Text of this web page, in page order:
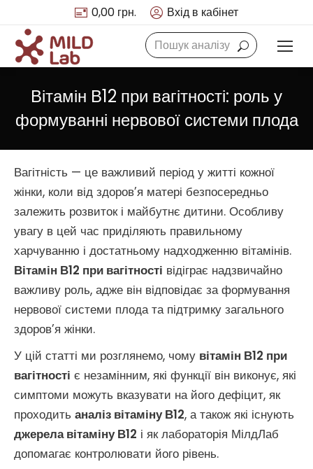
0,00 грн. Вхід в кабінет
Search:
Вітамін В12 при вагітності: роль у
формуванні нервової системи плода
Вагітність — це важливий період у житті кожної
жінки, коли від здоров’я матері безпосередньо
залежить розвиток і майбутнє дитини. Особливу
увагу в цей час приділяють правильному
харчуванню і достатньому надходженню вітамінів.
Вітамін В12 при вагітності відіграє надзвичайно
важливу роль, адже він відповідає за формування
нервової системи плода та підтримку загального
здоров’я жінки.
У цій статті ми розглянемо, чому вітамін В12 при
вагітності є незамінним, які функції він виконує, які
симптоми можуть вказувати на його дефіцит, як
проходить аналіз вітаміну В12, а також які існують
джерела вітаміну В12 і як лабораторія МілдЛаб
допомагає контролювати його рівень.